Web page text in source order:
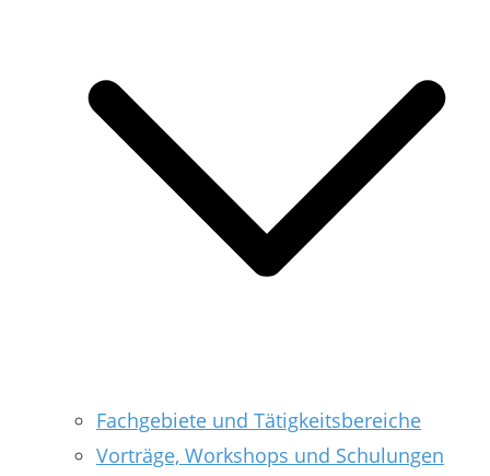
Fachgebiete und Tätigkeitsbereiche
Vorträge, Workshops und Schulungen